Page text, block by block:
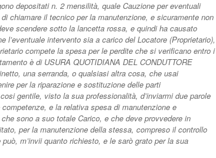
depositati n. 2 mensilità, quale Cauzione per eventuali
chiamare il tecnico per la manutenzione, e sicuramente non
scendere sotto la lancetta rossa, e quindi ha causato
l’eventuale intervento sia a carico del Locatore (Proprietario),
compete la spesa per le perdite che si verificano entro i
è di USURA QUOTIDIANA DEL CONDUTTORE
una serranda, o qualsiasi altra cosa, che usai
per la riparazione e sostituzione delle parti
gentile, visto la sua professionalità, d’inviarmi due parole
e la relativa spesa di manutenzione e
sono a suo totale Carico, e che deve provvedere in
per la manutenzione della stessa, compreso il controllo
m’invii quanto richiesto, e le sarò grato per la sua